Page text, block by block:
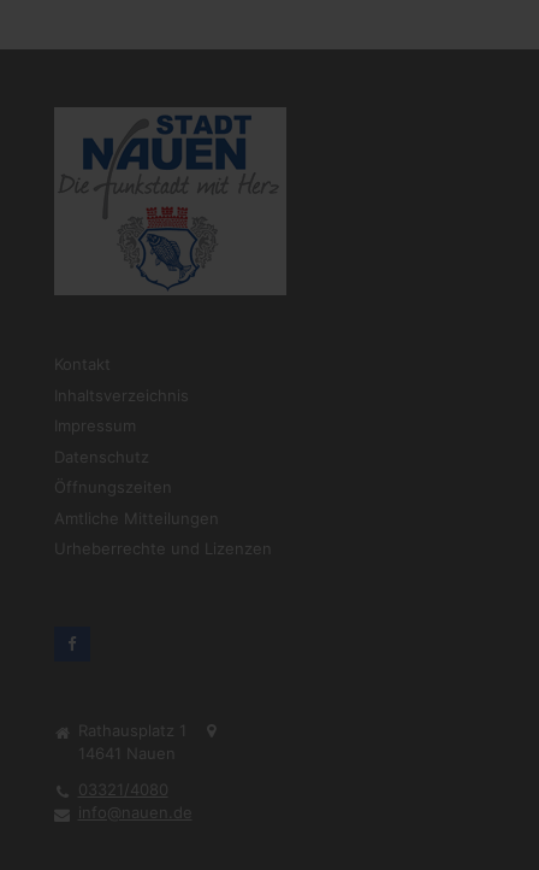
Kontakt
Inhaltsverzeichnis
Impressum
Datenschutz
Öffnungszeiten
Amtliche Mitteilungen
Urheberrechte und Lizenzen
Rathausplatz 1
14641
Nauen
03321/4080
info@nauen.de